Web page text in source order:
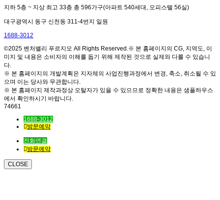
지하 5층 ~ 지상 최고 33층 총 596가구(아파트 540세대, 오피스텔 56실)
대구광역시 동구 신천동 311-4번지 일원
1688-3012
©2025 벤처밸리 푸르지오 All Rights Reserved.※ 본 홈페이지의 CG, 지역도, 이
미지 및 내용은 소비자의 이해를 돕기 위해 제작된 것으로 실제와 다를 수 있습니
다.
※ 본 홈페이지의 개발계획은 지자체의 사업진행과정에서 변경, 축소, 취소될 수 있
으며 이는 당사와 무관합니다.
※ 본 홈페이지 제작과정상 오탈자가 있을 수 있으므로 정확한 내용은 샘플하우스
에서 확인하시기 바랍니다.
74661
1688-3012
방문예약
전화연결
방문예약
CLOSE